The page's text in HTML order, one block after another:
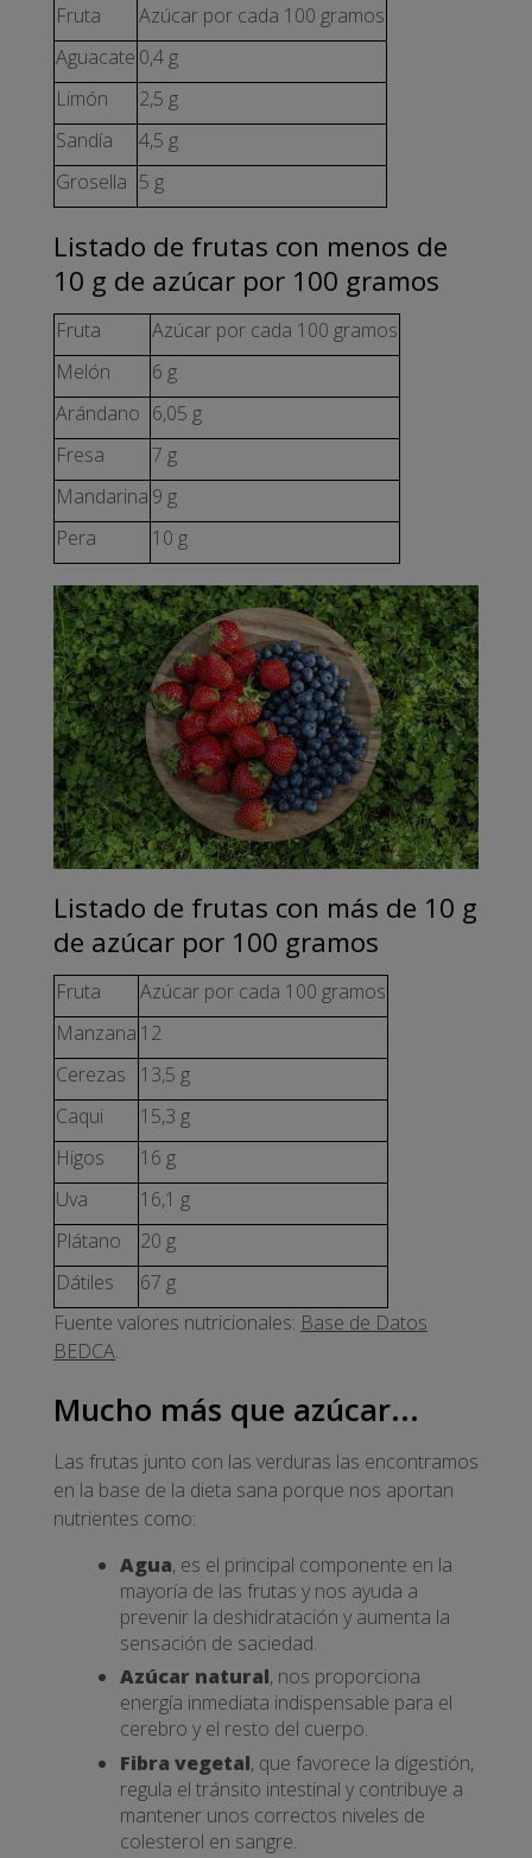
Fruta
Azúcar por cada 100 gramos
Aguacate 0,4 g
Limón
2,5 g
Sandía
4,5 g
Grosella 5 g
Listado de frutas con menos de
10 g de azúcar por 100 gramos
Fruta
Azúcar por cada 100 gramos
Melón
6 g
Arándano 6,05 g
Fresa
7 g
Mandarina 9 g
Pera
10 g
Listado de frutas con más de 10 g
de azúcar por 100 gramos
Fruta
Azúcar por cada 100 gramos
Manzana 12
Cerezas
13,5 g
Caqui
15,3 g
Higos
16 g
Uva
16,1 g
Plátano
20 g
Dátiles
67 g
Fuente valores nutricionales: Base de Datos
BEDCA.
Mucho más que azúcar...
Las frutas junto con las verduras las encontramos
en la base de la dieta sana porque nos aportan
nutrientes como:
Agua, es el principal componente en la
mayoría de las frutas y nos ayuda a
prevenir la deshidratación y aumenta la
sensación de saciedad.
Azúcar natural, nos proporciona
energía inmediata indispensable para el
cerebro y el resto del cuerpo.
Fibra vegetal, que favorece la digestión,
regula el tránsito intestinal y contribuye a
mantener unos correctos niveles de
colesterol en sangre.